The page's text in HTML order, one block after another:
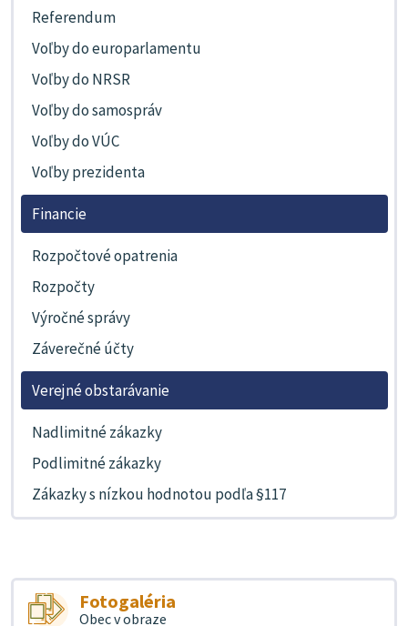
Referendum
Voľby do europarlamentu
Voľby do NRSR
Voľby do samospráv
Voľby do VÚC
Voľby prezidenta
Financie
Rozpočtové opatrenia
Rozpočty
Výročné správy
Záverečné účty
Verejné obstarávanie
Nadlimitné zákazky
Podlimitné zákazky
Zákazky s nízkou hodnotou podľa §117
Fotogaléria
Obec v obraze